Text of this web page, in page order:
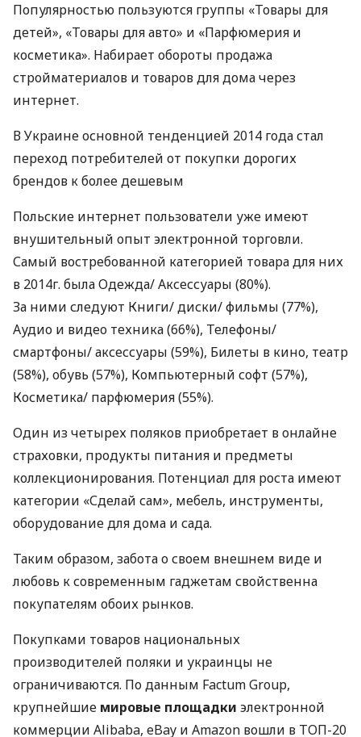
Популярностью пользуются группы «Товары для
детей», «Товары для авто» и «Парфюмерия и
косметика». Набирает обороты продажа
стройматериалов и товаров для дома через
интернет.
В Украине основной тенденцией 2014 года стал
переход потребителей от покупки дорогих
брендов к более дешевым
Польские интернет пользователи уже имеют
внушительный опыт электронной торговли.
Самый востребованной категорией товара для них
в 2014г. была Одежда/ Аксессуары (80%).
За ними следуют Книги/ диски/ фильмы (77%),
Аудио и видео техника (66%), Телефоны/
смартфоны/ аксессуары (59%), Билеты в кино, театр
(58%), обувь (57%), Компьютерный софт (57%),
Косметика/ парфюмерия (55%).
Один из четырех поляков приобретает в онлайне
страховки, продукты питания и предметы
коллекционирования. Потенциал для роста имеют
категории «Сделай сам», мебель, инструменты,
оборудование для дома и сада.
Таким образом, забота о своем внешнем виде и
любовь к современным гаджетам свойственна
покупателям обоих рынков.
Покупками товаров национальных
производителей поляки и украинцы не
ограничиваются. По данным Factum Group,
крупнейшие мировые площадки электронной
коммерции Alibaba, eBay и Аmazon вошли в ТОП-20